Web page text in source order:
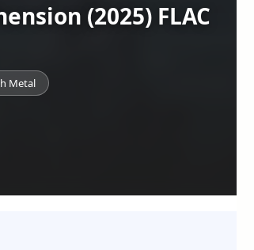
(2025) FLAC
Metal